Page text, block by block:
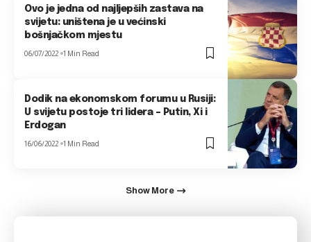
Ovo je jedna od najljepših zastava na
svijetu: uništena je u većinski
bošnjačkom mjestu
06/07/2022 1 Min Read
Dodik na ekonomskom forumu u Rusiji:
U svijetu postoje tri lidera – Putin, Xi i
Erdogan
16/06/2022 1 Min Read
Show More